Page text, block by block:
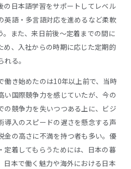
の日本語学習をサポートしてレベル
英語・多言語対応を進めるなど柔軟
。また、来日前後～定着までの間に
め、入社からの時期に応じた定期的
る。
働き始めたのは10年以上前で、当時
い国際競争力を感じていたが、今の
の競争力を失いつつある上に、ビジ
導入のスピードの遅さを懸念する声
金の高さに不満を持つ者も多い。優
定着してもらうためには、日本の暮
日本で働く魅力や海外における日本